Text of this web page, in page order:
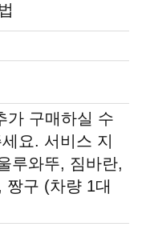
가 구매하실 수
요. 서비스 지
루와뚜, 짐바란,
짱구 (차량 1대